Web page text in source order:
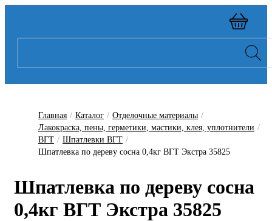
Главная / Каталог / Отделочные материалы /
Лакокраска, пены, герметики, мастики, клея, уплотнители /
ВГТ / Шпатлевки ВГТ /
Шпатлевка по дереву сосна 0,4кг ВГТ Экстра 35825
Шпатлевка по дереву сосна
0,4кг ВГТ Экстра 35825